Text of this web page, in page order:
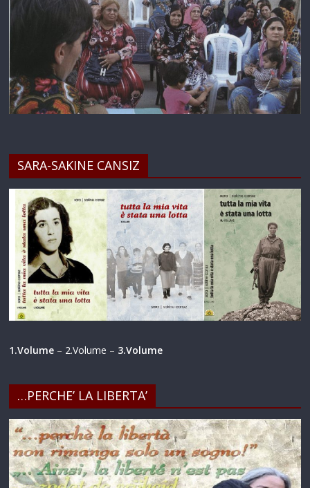
SARA-SAKINE CANSIZ
1.Volume – 2.Volume – 3.Volume
…PERCHE’ LA LIBERTA’